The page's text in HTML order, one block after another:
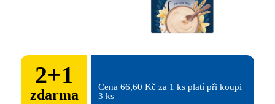
2+1
zdarma
Cena 66,60 Kč za 1 ks platí při koupi
3 ks